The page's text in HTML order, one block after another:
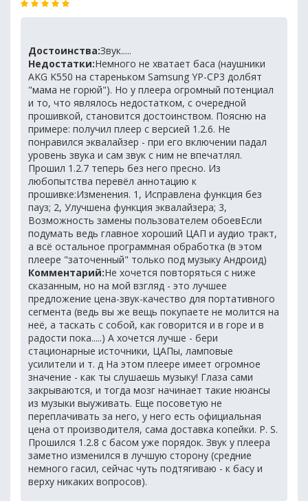
Достоинства:Звук.....
Недостатки:Немного не хватает баса (наушники
AKG K550 на стареньком Samsung YP-CP3 долбят
"мама не горюй"). Но у плеера огромный потенциал
и то, что являлось недостатком, с очередной
прошивкой, становится достоинством. Поясню на
примере: получил плеер с версией 1.2.6. Не
понравился эквалайзер - при его включении падал
уровень звука и сам звук с ним не впечатлял.
Прошил 1.2.7 теперь без него пресно. Из
любопытства перевёл аннотацию к
прошивке:Изменения. 1, Исправлена функция без
пауз; 2, Улучшена функция эквалайзера; 3,
Возможность замены пользователем обоевЕсли
подумать ведь главное хороший ЦАП и аудио тракт,
а всё остальное программная обработка (в этом
плеере "заточенный" только под музыку Андроид)
Комментарий:Не хочется повторяться с ниже
сказанным, но на мой взгляд - это лучшее
предложение цена-звук-качество для портативного
сегмента (ведь вы же вещь покупаете не молится на
неё, а таскать с собой, как говорится и в горе и в
радости пока.....) А хочется лучше - бери
стационарные источники, ЦАПы, ламповые
усилители и т. д На этом плеере имеет огромное
значение - как ты слушаешь музыку! Глаза сами
закрываются, и тогда мозг начинает такие нюансы
из музыки выуживать. Еще посоветую не
переплачивать за него, у него есть официальная
цена от производителя, сама доставка копейки. P. S.
Прошился 1.2.8 с басом уже порядок. Звук у плеера
заметно изменился в лучшую сторону (средние
немного гасил, сейчас чуть подтягиваю - к басу и
верху никаких вопросов).